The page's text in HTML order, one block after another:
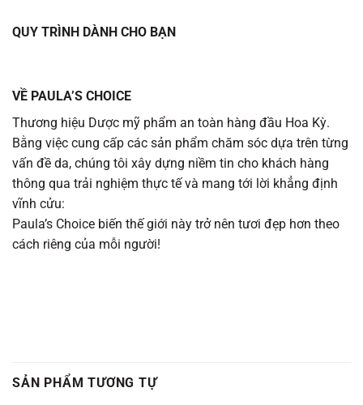
QUY TRÌNH DÀNH CHO BẠN
VỀ PAULA’S CHOICE
Thương hiệu Dược mỹ phẩm an toàn hàng đầu Hoa Kỳ.
Bằng việc cung cấp các sản phẩm chăm sóc dựa trên từng
vấn đề da, chúng tôi xây dựng niềm tin cho khách hàng
thông qua trải nghiệm thực tế và mang tới lời khẳng định
vĩnh cửu:
Paula’s Choice biến thế giới này trở nên tươi đẹp hơn theo
cách riêng của mỗi người!
SẢN PHẨM TƯƠNG TỰ